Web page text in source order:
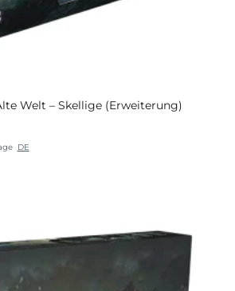
Welt – Skellige (Erweiterung)
DE